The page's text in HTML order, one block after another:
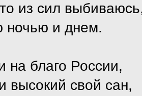
из сил
ночью и днем.
на благо России,
высокий свой сан,